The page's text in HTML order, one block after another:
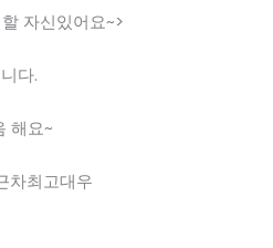
자신있어요~>
다.
해요~
차최고대우